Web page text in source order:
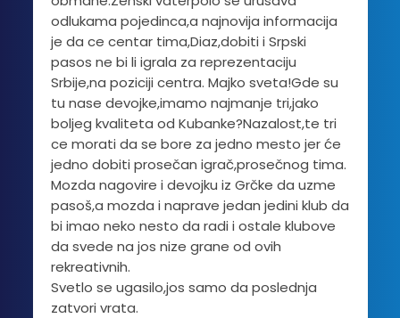
odlukama pojedinca,a najnovija informacija
je da ce centar tima,Diaz,dobiti i Srpski
pasos ne bi li igrala za reprezentaciju
Srbije,na poziciji centra. Majko sveta!Gde su
tu nase devojke,imamo najmanje tri,jako
boljeg kvaliteta od Kubanke?Nazalost,te tri
ce morati da se bore za jedno mesto jer će
jedno dobiti prosečan igrač,prosečnog tima.
Mozda nagovire i devojku iz Grčke da uzme
pasoš,a mozda i naprave jedan jedini klub da
bi imao neko nesto da radi i ostale klubove
da svede na jos nize grane od ovih
rekreativnih.
Svetlo se ugasilo,jos samo da poslednja
zatvori vrata.